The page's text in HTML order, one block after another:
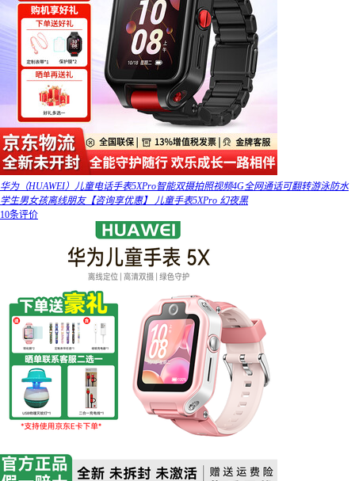
华为（HUAWEI）儿童电话手表5XPro智能双摄拍照视频4G全网通话可翻转游泳防水
学生男女孩离线朋友【咨询享优惠】 儿童手表5XPro 幻夜黑
10条评价